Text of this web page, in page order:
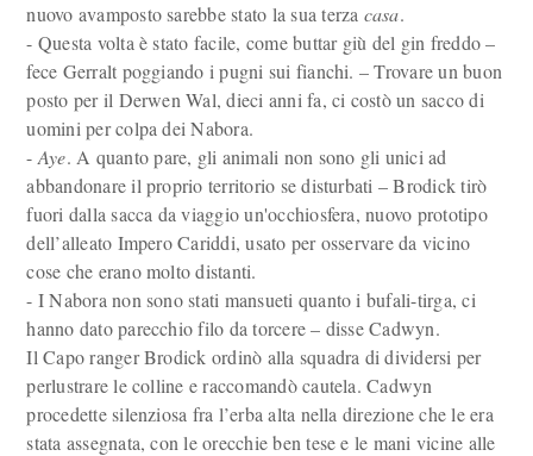
nuovo avamposto sarebbe stato la sua terza casa.
- Questa volta è stato facile, come buttar giù del gin freddo –
fece Gerralt poggiando i pugni sui fianchi. – Trovare un buon
posto per il Derwen Wal, dieci anni fa, ci costò un sacco di
uomini per colpa dei Nabora.
- Aye. A quanto pare, gli animali non sono gli unici ad
abbandonare il proprio territorio se disturbati – Brodick tirò
fuori dalla sacca da viaggio un'occhiosfera, nuovo prototipo
dell’alleato Impero Cariddi, usato per osservare da vicino
cose che erano molto distanti.
- I Nabora non sono stati mansueti quanto i bufali-tirga, ci
hanno dato parecchio filo da torcere – disse Cadwyn.
Il Capo ranger Brodick ordinò alla squadra di dividersi per
perlustrare le colline e raccomandò cautela. Cadwyn
procedette silenziosa fra l’erba alta nella direzione che le era
stata assegnata, con le orecchie ben tese e le mani vicine alle